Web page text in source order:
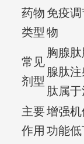
药物
类型
免疫
物
常见
剂型
胸腺
腺肽
肽属于
主要
作用
增强
功能